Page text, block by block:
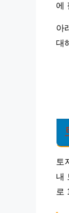
에
아
대
토
내
로